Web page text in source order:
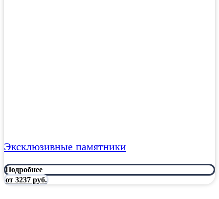
Эксклюзивные памятники
Подробнее
от 3237 руб.